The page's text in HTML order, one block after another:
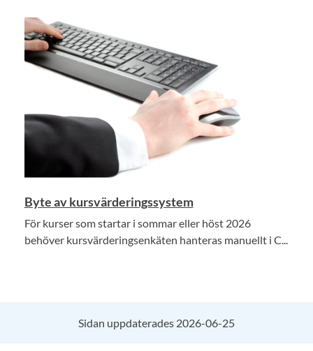
Byte av kursvärderingssystem
För kurser som startar i sommar eller höst 2026
behöver kursvärderingsenkäten hanteras manuellt i C...
Sidan uppdaterades 2026-06-25